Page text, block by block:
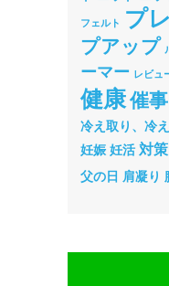
フェルト プ
プアップ
ーマー レビュ
健康催事
冷え取り、冷
妊娠 妊活 対策
父の日 肩凝り